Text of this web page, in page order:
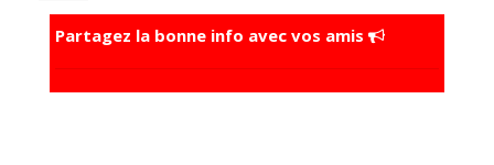
Partagez la bonne info avec vos amis